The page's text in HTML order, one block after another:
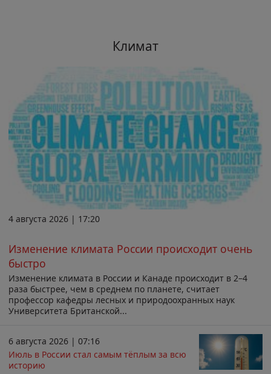
Климат
4 августа 2026 | 17:20
Изменение климата России происходит очень
быстро
Изменение климата в России и Канаде происходит в 2–4
раза быстрее, чем в среднем по планете, считает
профессор кафедры лесных и природоохранных наук
Университета Британской...
6 августа 2026 | 07:16
Июль в России стал самым тёплым за всю
историю